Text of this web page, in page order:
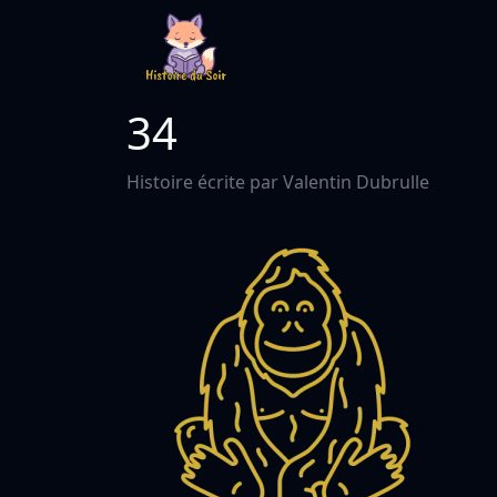
34
Histoire écrite par Valentin Dubrulle